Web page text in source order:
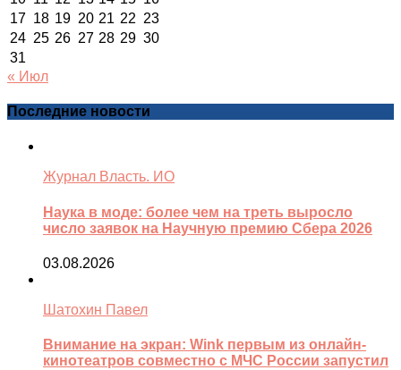
17 18 19 20 21 22 23
24 25 26 27 28 29 30
31
« Июл
Последние новости
Журнал Власть. ИО
Наука в моде: более чем на треть выросло
число заявок на Научную премию Сбера 2026
03.08.2026
Шатохин Павел
Внимание на экран: Wink первым из онлайн-
кинотеатров совместно с МЧС России запустил